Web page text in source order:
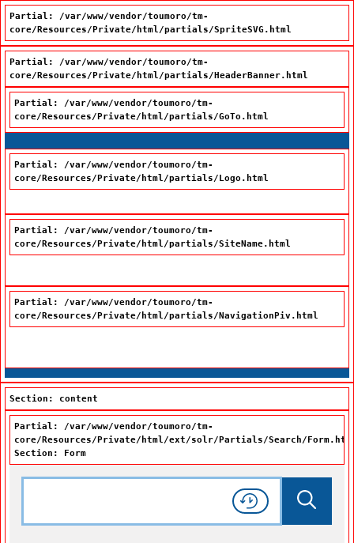
Partial: /var/www/vendor/toumoro/tm-
core/Resources/Private/html/partials/SpriteSVG.html
Partial: /var/www/vendor/toumoro/tm-
core/Resources/Private/html/partials/HeaderBanner.html
Partial: /var/www/vendor/toumoro/tm-
core/Resources/Private/html/partials/GoTo.html
Passer à la recherche
Passer au contenu
Passer à la navigation
Partial: /var/www/vendor/toumoro/tm-
core/Resources/Private/html/partials/Logo.html
Partial: /var/www/vendor/toumoro/tm-
core/Resources/Private/html/partials/SiteName.html
Partial: /var/www/vendor/toumoro/tm-
core/Resources/Private/html/partials/NavigationPiv.html
Section: content
Partial: /var/www/vendor/toumoro/tm-
core/Resources/Private/html/ext/solr/Partials/Search/
Section: Form
Rechercher dans tout le site
Lancer
Consulter l'
Historique
de recherche